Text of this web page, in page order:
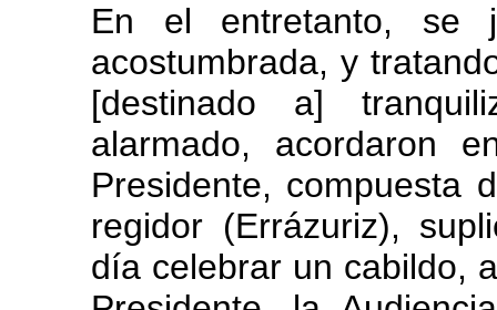
En el entretanto, se
acostumbrada, y
[destinado a]
alarmado, acordaron
Presidente, compuesta
regidor (Errázuriz),
día celebrar un cabildo,